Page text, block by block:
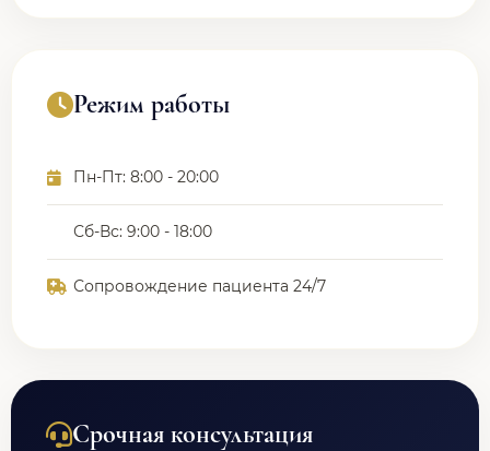
Режим работы
Пн-Пт: 8:00 - 20:00
Сб-Вс: 9:00 - 18:00
Сопровождение пациента 24/7
Срочная консультация